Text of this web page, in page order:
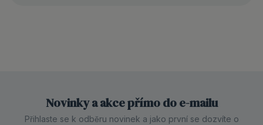
Novinky a akce přímo do e-mailu
Přihlaste se k odběru novinek a jako první se dozvíte o